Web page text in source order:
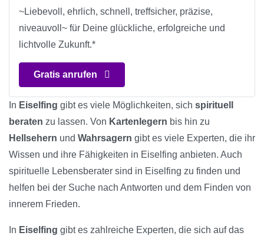
~Liebevoll, ehrlich, schnell, treffsicher, präzise,
niveauvoll~ für Deine glückliche, erfolgreiche und
lichtvolle Zukunft.*
Gratis anrufen
In Eiselfing gibt es viele Möglichkeiten, sich spirituell
beraten zu lassen. Von Kartenlegern bis hin zu
Hellsehern und Wahrsagern gibt es viele Experten, die ihr
Wissen und ihre Fähigkeiten in Eiselfing anbieten. Auch
spirituelle Lebensberater sind in Eiselfing zu finden und
helfen bei der Suche nach Antworten und dem Finden von
innerem Frieden.
In Eiselfing gibt es zahlreiche Experten, die sich auf das